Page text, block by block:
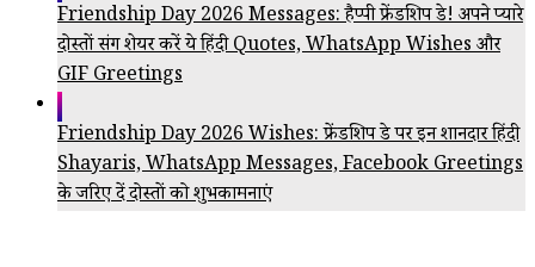
Friendship Day 2026 Messages: हैप्पी फ्रेंडशिप डे! अपने प्यारे
दोस्तों संग शेयर करें ये हिंदी Quotes, WhatsApp Wishes और
GIF Greetings
Friendship Day 2026 Wishes: फ्रेंडशिप डे पर इन शानदार हिंदी
Shayaris, WhatsApp Messages, Facebook Greetings
के जरिए दें दोस्तों को शुभकामनाएं